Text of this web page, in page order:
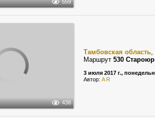
559
438
Тамбовская область,
Маршрут 530
3 июля 2017 г.,
Автор: A R